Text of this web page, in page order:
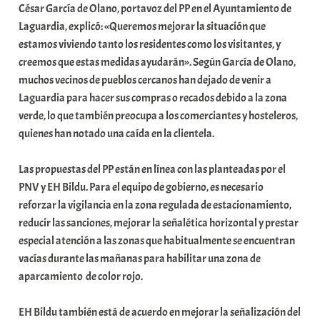
a
t
e
a
César García de Olano, portavoz del PP en el Ayuntamiento de
Laguardia, explicó: «Queremos mejorar la situación que
estamos viviendo tanto los residentes como los visitantes, y
creemos que estas medidas ayudarán». Según García de Olano,
muchos vecinos de pueblos cercanos han dejado de venir a
Laguardia para hacer sus compras o recados debido a la zona
verde, lo que también preocupa a los comerciantes y hosteleros,
quienes han notado una caída en la clientela.
Las propuestas del PP están en línea con las planteadas por el
PNV y EH Bildu. Para el equipo de gobierno, es necesario
reforzar la vigilancia en la zona regulada de estacionamiento,
reducir las sanciones, mejorar la señalética horizontal y prestar
especial atención a las zonas que habitualmente se encuentran
vacías durante las mañanas para habilitar una zona de
aparcamiento de color rojo.
EH Bildu también está de acuerdo en mejorar la señalización del